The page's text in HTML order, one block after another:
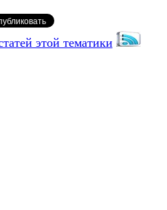
этой тематики